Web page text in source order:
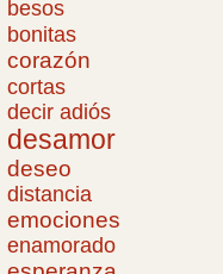
besos
bonitas
corazón
cortas
decir adiós
desamor
deseo
distancia
emociones
enamorado